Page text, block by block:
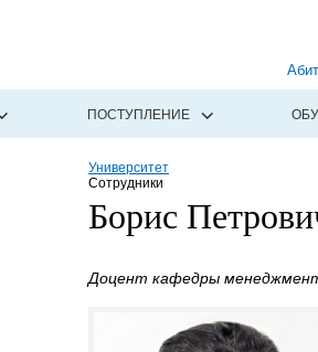
ПОСТУПЛЕНИЕ
Университет
Сотрудники
Борис
Доцент кафедры